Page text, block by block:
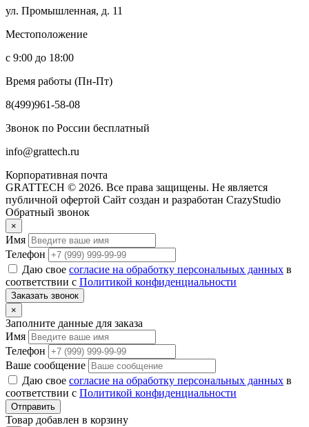
ул. Промышленная, д. 11
Местоположение
с 9:00 до 18:00
Время работы (Пн-Пт)
8(499)961-58-08
Звонок по России бесплатный
info@grattech.ru
Корпоративная почта
GRATTECH © 2026. Все права защищены. Не является
публичной офертой Сайт создан и разработан CrazyStudio
Обратный звонок
×
Имя
Телефон
Даю свое согласие на обработку персональных данных в
соответствии с Политикой конфиденциальности
Заказать звонок
×
Заполните данные для заказа
Имя
Телефон
Ваше сообщение
Даю свое согласие на обработку персональных данных в
соответствии с Политикой конфиденциальности
Отправить
Товар добавлен в корзину